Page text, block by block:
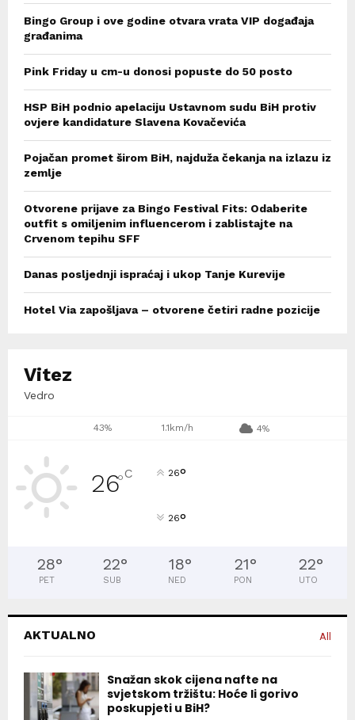
Bingo Group i ove godine otvara vrata VIP događaja
građanima
Pink Friday u cm-u donosi popuste do 50 posto
HSP BiH podnio apelaciju Ustavnom sudu BiH protiv
ovjere kandidature Slavena Kovačevića
Pojačan promet širom BiH, najduža čekanja na izlazu iz
zemlje
Otvorene prijave za Bingo Festival Fits: Odaberite
outfit s omiljenim influencerom i zablistajte na
Crvenom tepihu SFF
Danas posljednji ispraćaj i ukop Tanje Kurevije
Hotel Via zapošljava – otvorene četiri radne pozicije
Vitez
Vedro
43% 1.1km/h 4%
26°C 26°
26°
28°
PET
22°
SUB
18°
NED
21°
PON
22°
UTO
AKTUALNO All
Snažan skok cijena nafte na
svjetskom tržištu: Hoće li gorivo
poskupjeti u BiH?